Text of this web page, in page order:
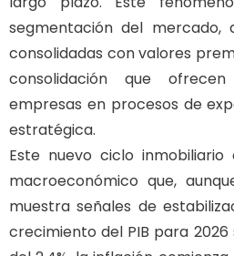
segmentación del mercado,
consolidadas con valores
consolidación que
empresas en procesos de
estratégica.
Este nuevo ciclo
macroeconómico que,
muestra señales de
crecimiento del PIB para